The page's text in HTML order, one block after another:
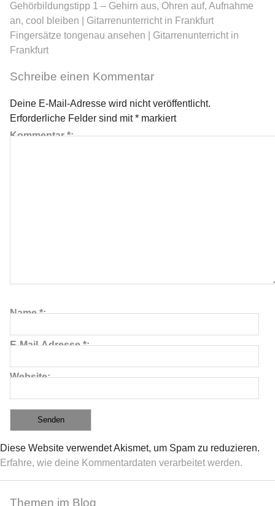
Gehörbildungstipp 1 – Gehirn aus, Ohren auf, Aufnahme
an, cool bleiben | Gitarrenunterricht in Frankfurt
Fingersätze tongenau ansehen | Gitarrenunterricht in
Frankfurt
Schreibe einen Kommentar
Deine E-Mail-Adresse wird nicht veröffentlicht.
Erforderliche Felder sind mit* markiert
Kommentar*
Name*
E-Mail-Adresse*
Website
Diese Website verwendet Akismet, um Spam zu reduzieren.
Erfahre, wie deine Kommentardaten verarbeitet werden.
Themen im Blog